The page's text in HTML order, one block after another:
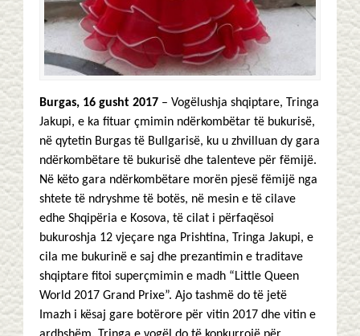
Burgas, 16 gusht 2017 – Vogëlushja shqiptare, Tringa
Jakupi, e ka fituar çmimin ndërkombëtar të bukurisë,
në qytetin Burgas të Bullgarisë, ku u zhvilluan dy gara
ndërkombëtare të bukurisë dhe talenteve për fëmijë.
Në këto gara ndërkombëtare morën pjesë fëmijë nga
shtete të ndryshme të botës, në mesin e të cilave
edhe Shqipëria e Kosova, të cilat i përfaqësoi
bukuroshja 12 vjeçare nga Prishtina, Tringa Jakupi, e
cila me bukurinë e saj dhe prezantimin e traditave
shqiptare fitoi superçmimin e madh “Little Queen
World 2017 Grand Prixe”. Ajo tashmë do të jetë
Imazh i kësaj gare botërore për vitin 2017 dhe vitin e